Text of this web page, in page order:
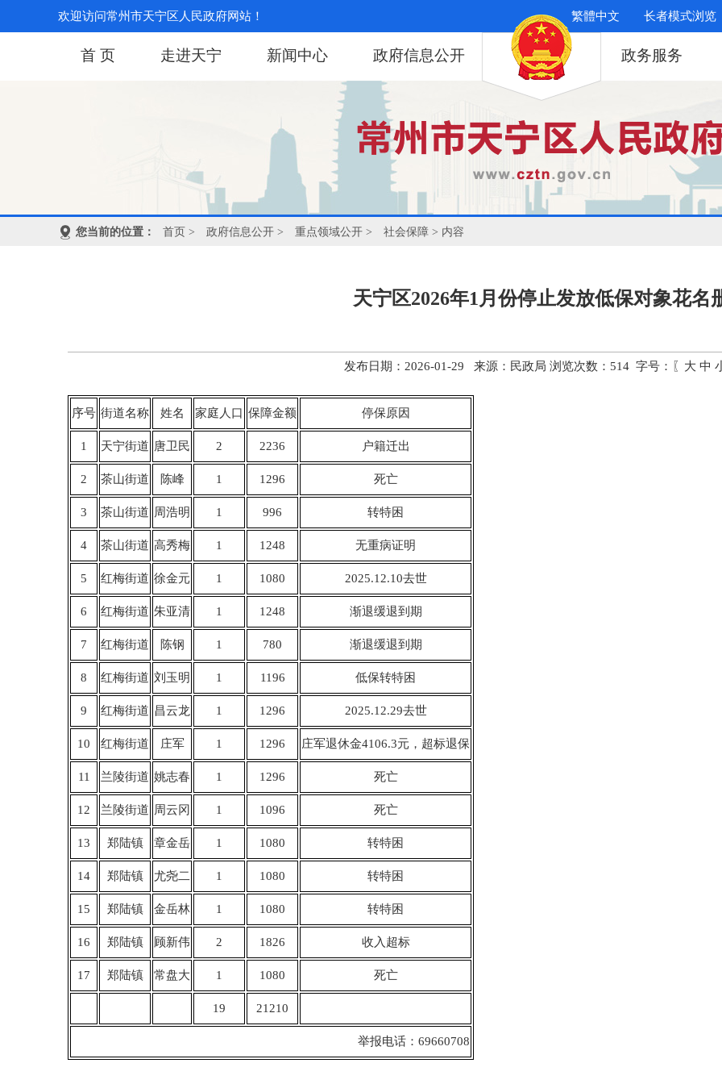
欢迎访问常州市天宁区人民政府网站！ 繁體中文 长者模式浏览
首 页 走进天宁 新闻中心 政府信息公开 政务服务
您当前的位置： 首页 > 政府信息公开 > 重点领域公开 > 社会保障 > 内容
天宁区2026年1月份停止发放低保对象花名
发布日期：2026-01-29 来源：民政局 浏览次数： 514 字号：〖 大 中
序号 街道名称 姓名 家庭人口 保障金额 停保原因
1 天宁街道 唐卫民 2 2236 户籍迁出
2 茶山街道 陈峰 1 1296 死亡
3 茶山街道 周浩明 1 996 转特困
4 茶山街道 高秀梅 1 1248 无重病证明
5 红梅街道 徐金元 1 1080 2025.12.10去世
6 红梅街道 朱亚清 1 1248 渐退缓退到期
7 红梅街道 陈钢 1 780 渐退缓退到期
8 红梅街道 刘玉明 1 1196 低保转特困
9 红梅街道 昌云龙 1 1296 2025.12.29去世
10 红梅街道 庄军 1 1296 庄军退休金4106.3元，超标退保
11 兰陵街道 姚志春 1 1296 死亡
12 兰陵街道 周云冈 1 1096 死亡
13 郑陆镇 章金岳 1 1080 转特困
14 郑陆镇 尤尧二 1 1080 转特困
15 郑陆镇 金岳林 1 1080 转特困
16 郑陆镇 顾新伟 2 1826 收入超标
17 郑陆镇 常盘大 1 1080 死亡
19 21210
举报电话：69660708